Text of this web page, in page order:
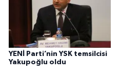
YENİ Parti’nin YSK temsilcisi
Yakupoğlu oldu